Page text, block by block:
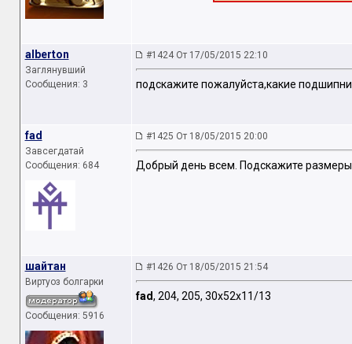
alberton
Заглянувший
Сообщения: 3
#1424 От 17/05/2015 22:10
подскажите пожалуйста,какие
fad
Завсегдатай
Сообщения: 684
#1425 От 18/05/2015 20:00
Добрый день всем. Подскажите
шайтан
Виртуоз болгарки
Сообщения: 5916
#1426 От 18/05/2015 21:54
fad, 204, 205, 30х52х11/13